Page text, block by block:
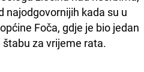
najodgovornijih kada su u
Foča, gdje je bio jedan
za vrijeme rata.